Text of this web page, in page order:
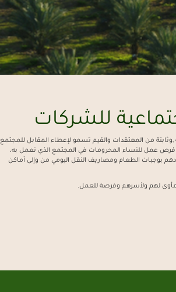
للشركات
من المعتقدات والقيم تسمو لإعطاء المقابل للمجتمع
فرص عمل للنساء المحرومات في المجتمع الذي نعمل به،
بوجبات الطعام ومصاريف النقل اليومي من وإلى أماكن
لهم ولأسرهم وفرصة للعمل.